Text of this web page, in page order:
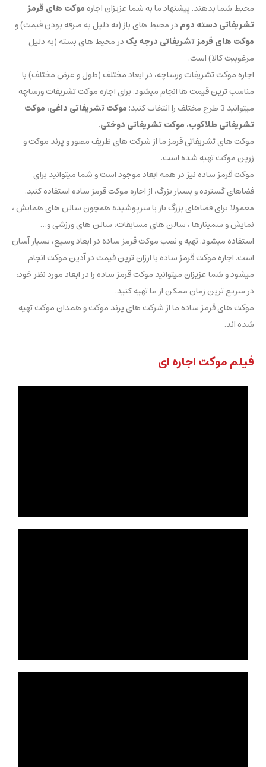
محیط شما بدهند. پیشنهاد ما به شما عزیزان اجاره موکت های قرمز
تشریفاتی دسته دوم در محیط های باز (به دلیل به صرفه بودن قیمت) و
موکت های قرمز تشریفاتی درجه یک در محیط های بسته (به دلیل
مرغوبیت کالا) است.
اجاره موکت تشریفات ورساچه، در ابعاد مختلف (طول و عرض مختلف) با
مناسب ترین قیمت ها انجام میشود. برای اجاره موکت تشریفات ورساچه
میتوانید 3 طرح مختلف را انتخاب کنید:
موکت تشریفاتی داغی، موکت
تشریفاتی طلاکوب، موکت تشریفاتی دوختی.
موکت های تشریفاتی قرمز ما از شرکت های ظریف مصور و پرند موکت و
زرین موکت تهیه شده است.
موکت قرمز ساده نیز در همه ابعاد موجود است و شما میتوانید برای
فضاهای گسترده و بسیار بزرگ، از اجاره موکت قرمز ساده استفاده کنید.
معمولا برای فضاهای بزرگ باز یا سرپوشیده همچون سالن های همایش ،
نمایش و سمینارها ، سالن های مسابقات، سالن های ورزشی و…
استفاده میشود. تهیه و نصب موکت قرمز ساده در ابعاد وسیع، بسیار آسان
است. اجاره موکت قرمز ساده با ارزان ترین قیمت در آدین موکت انجام
میشود و شما عزیزان میتوانید موکت قرمز ساده را در ابعاد مورد نظر خود،
در سریع ترین زمان ممکن از ما تهیه کنید.
موکت های قرمز ساده ما از شرکت های پرند موکت و همدان موکت تهیه
شده اند.
فیلم موکت اجاره ای